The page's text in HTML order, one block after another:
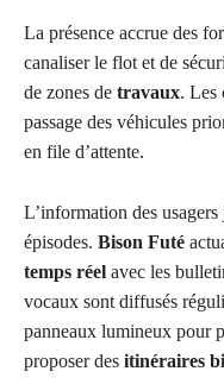
La présence accrue des
canaliser le flot et de
de zones de travaux. Les
passage des véhicules
en file d’attente.
L’information des
épisodes. Bison Futé
temps réel avec les
vocaux sont diffusés
panneaux lumineux pour
proposer des itinéraires